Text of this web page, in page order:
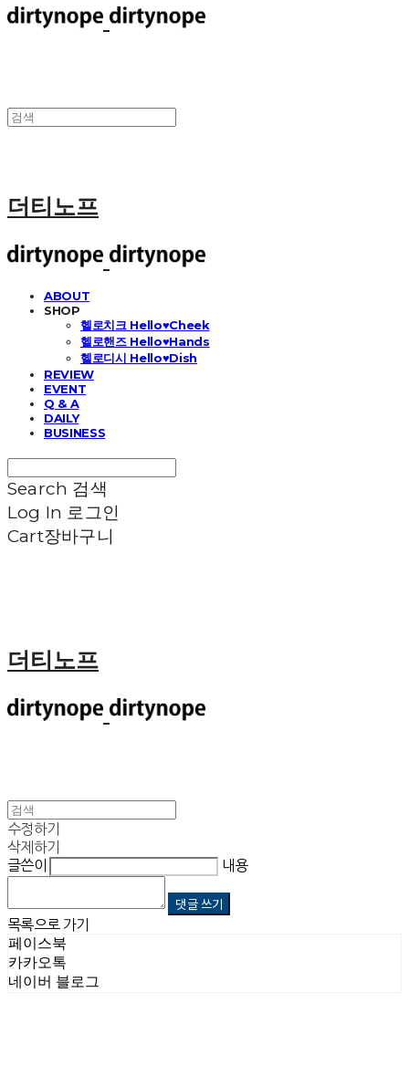
더티노프
ABOUT
SHOP
헬로치크 Hello♥Cheek
헬로핸즈 Hello♥Hands
헬로디시 Hello♥Dish
REVIEW
EVENT
Q & A
DAILY
BUSINESS
Search 검색
Log In 로그인
Cart장바구니
더티노프
수정하기
삭제하기
글쓴이
내용
댓글 쓰기
목록으로 가기
페이스북
카카오톡
네이버 블로그